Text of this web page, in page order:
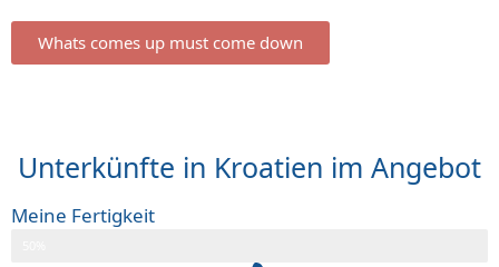
Whats comes up must come down
Unterkünfte in Kroatien im Angebot
Meine Fertigkeit